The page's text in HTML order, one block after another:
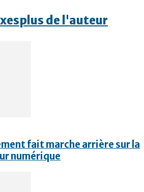
plus de l'auteur
fait marche arrière sur la
numérique